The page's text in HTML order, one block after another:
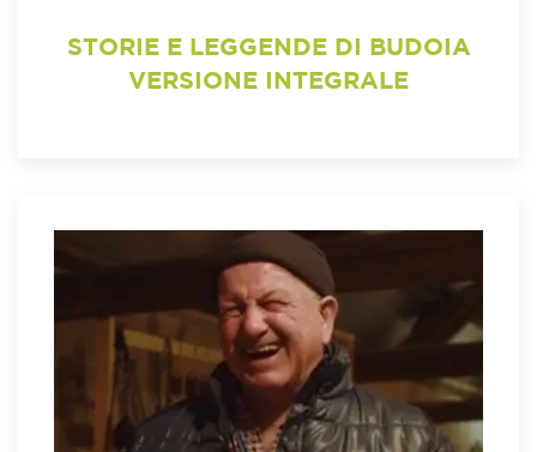
STORIE E LEGGENDE DI BUDOIA
VERSIONE INTEGRALE